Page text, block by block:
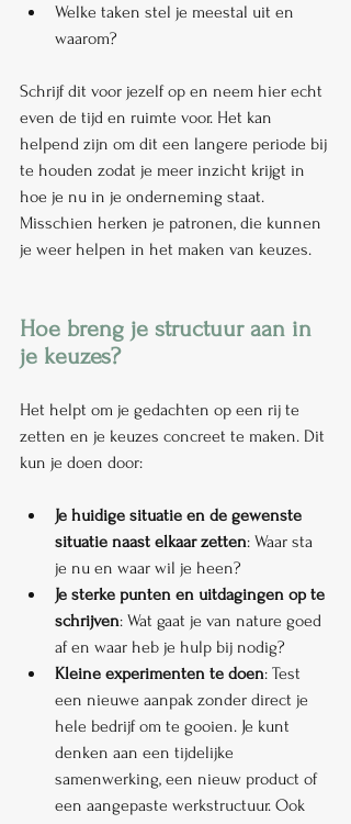
Welke taken stel je meestal uit en
waarom?
Schrijf dit voor jezelf op en neem hier echt
even de tijd en ruimte voor. Het kan
helpend zijn om dit een langere periode bij
te houden zodat je meer inzicht krijgt in
hoe je nu in je onderneming staat.
Misschien herken je patronen, die kunnen
je weer helpen in het maken van keuzes.
Hoe breng je structuur aan in
je keuzes?
Het helpt om je gedachten op een rij te
zetten en je keuzes concreet te maken. Dit
kun je doen door:
Je huidige situatie en de gewenste
situatie naast elkaar zetten: Waar sta
je nu en waar wil je heen?
Je sterke punten en uitdagingen op te
schrijven: Wat gaat je van nature goed
af en waar heb je hulp bij nodig?
Kleine experimenten te doen: Test
een nieuwe aanpak zonder direct je
hele bedrijf om te gooien. Je kunt
denken aan een tijdelijke
samenwerking, een nieuw product of
een aangepaste werkstructuur. Ook